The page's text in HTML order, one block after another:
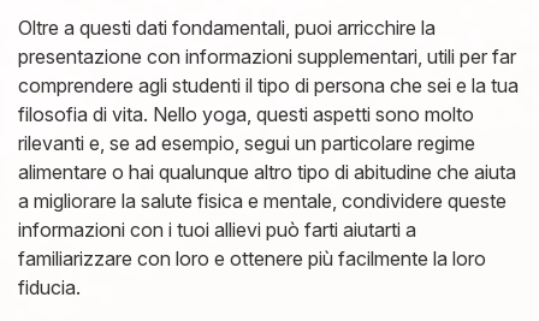
Oltre a questi dati fondamentali, puoi arricchire la
presentazione con informazioni supplementari, utili per far
comprendere agli studenti il tipo di persona che sei e la tua
filosofia di vita. Nello yoga, questi aspetti sono molto
rilevanti e, se ad esempio, segui un particolare regime
alimentare o hai qualunque altro tipo di abitudine che aiuta
a migliorare la salute fisica e mentale, condividere queste
informazioni con i tuoi allievi può farti aiutarti a
familiarizzare con loro e ottenere più facilmente la loro
fiducia.